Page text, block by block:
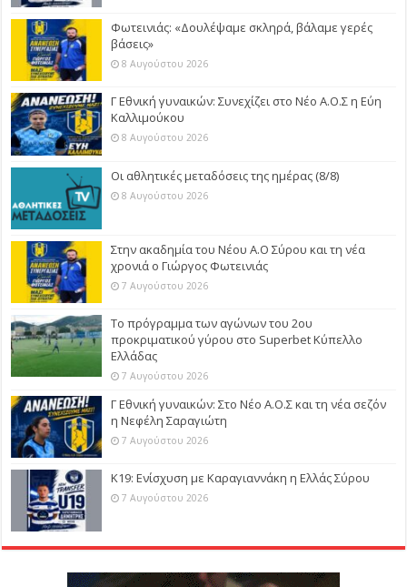
Φωτεινιάς: «Δουλέψαμε σκληρά, βάλαμε γερές
βάσεις»
8 Αυγούστου 2026
Γ Εθνική γυναικών: Συνεχίζει στο Νέο Α.Ο.Σ η Εύη
Καλλιμούκου
8 Αυγούστου 2026
Οι αθλητικές μεταδόσεις της ημέρας (8/8)
8 Αυγούστου 2026
Στην ακαδημία του Νέου Α.Ο Σύρου και τη νέα
χρονιά ο Γιώργος Φωτεινιάς
7 Αυγούστου 2026
Το πρόγραμμα των αγώνων του 2ου
προκριματικού γύρου στο Superbet Κύπελλο
Ελλάδας
7 Αυγούστου 2026
Γ Εθνική γυναικών: Στο Νέο Α.Ο.Σ και τη νέα σεζόν
η Νεφέλη Σαραγιώτη
7 Αυγούστου 2026
Κ19: Ενίσχυση με Καραγιαννάκη η Ελλάς Σύρου
7 Αυγούστου 2026